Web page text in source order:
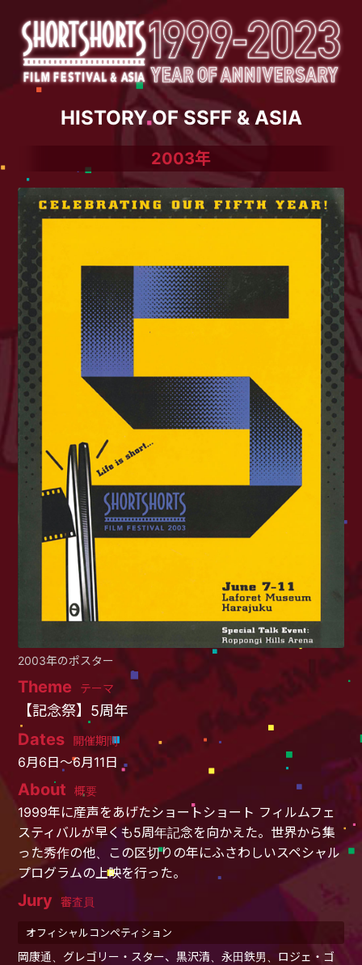
HISTORY OF SSFF & ASIA
2003年
2003年のポスター
Theme テーマ
【記念祭】5周年
Dates 開催期間
6月6日～6月11日
About 概要
1999年に産声をあげたショートショート フィルムフェ
スティバルが早くも5周年記念を向かえた。世界から集
った秀作の他、この区切りの年にふさわしいスペシャル
プログラムの上映を行った。
Jury 審査員
オフィシャルコンペティション
岡康通、グレゴリー・スター、黒沢清、永田鉄男、ロジェ・ゴ